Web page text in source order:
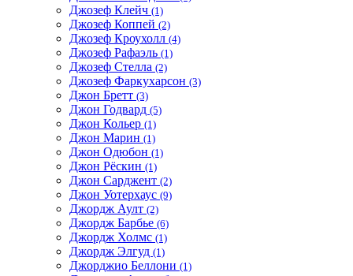
Джозеф Клейч (1)
Джозеф Коппей (2)
Джозеф Кроухолл (4)
Джозеф Рафаэль (1)
Джозеф Стелла (2)
Джозеф Фаркухарсон (3)
Джон Бретт (3)
Джон Годвард (5)
Джон Кольер (1)
Джон Марин (1)
Джон Одюбон (1)
Джон Рёскин (1)
Джон Сарджент (2)
Джон Уотерхаус (9)
Джордж Аулт (2)
Джордж Барбье (6)
Джордж Холмс (1)
Джордж Элгуд (1)
Джорджио Беллони (1)